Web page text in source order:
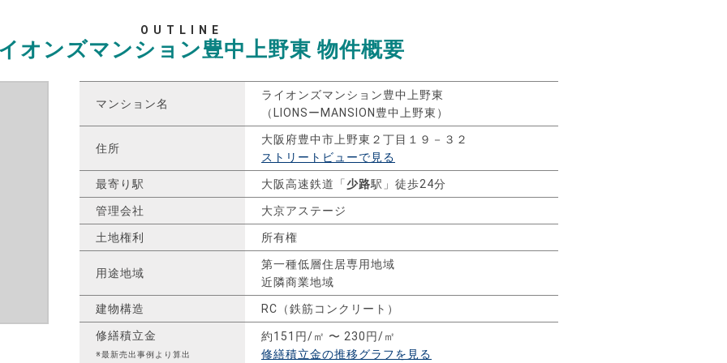
OUTLINE
オンズマンション豊中上野東 物件概要
マンション名
ライオンズマンション豊中上野東
（LIONSーMANSION豊中上野東）
住所
大阪府豊中市上野東２丁目１９－３２
ストリートビューで見る
最寄り駅 大阪高速鉄道「 少路駅」徒歩24分
管理会社 大京アステージ
土地権利 所有権
用途地域
第一種低層住居専用地域
近隣商業地域
建物構造 RC（鉄筋コンクリート）
修繕積立金
※最新売出事例より算出
約151円/㎡ 〜 230円/㎡
修繕積立金の推移グラフを見る